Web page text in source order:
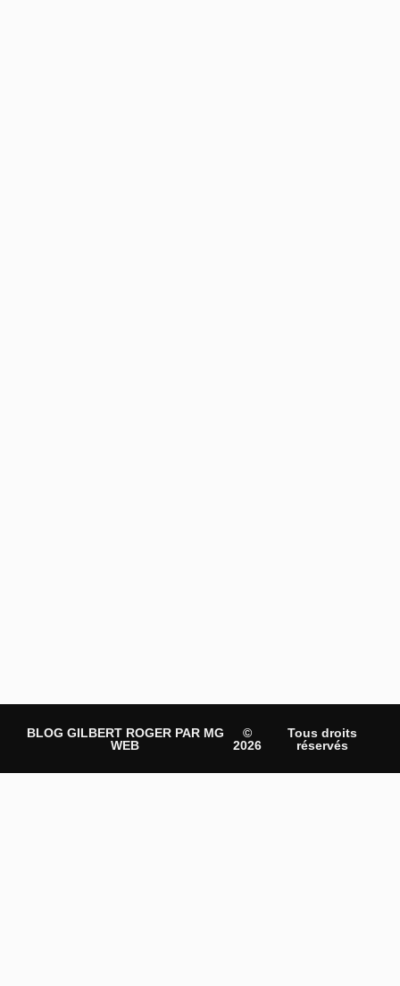
BLOG GILBERT ROGER PAR MG
WEB
©
2026
Tous droits
réservés